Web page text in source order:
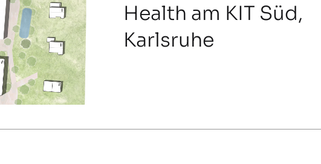
Health am KIT Süd,
Karlsruhe